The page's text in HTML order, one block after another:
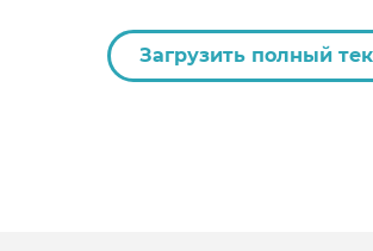
Загрузить полный